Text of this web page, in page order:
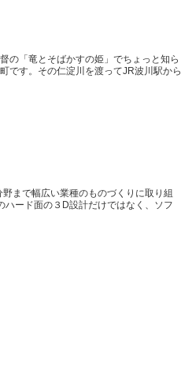
の「竜とそばかすの姫」でちょっと知ら
です。その仁淀川を渡ってJR波川駅から
まで幅広い業種のものづくりに取り組
ード面の３D設計だけではなく、ソフ